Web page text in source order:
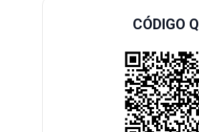
CÓDIGO